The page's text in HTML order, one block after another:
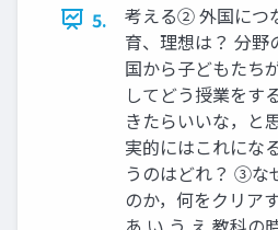
5.
考える② 外国につ
育、理想は？ 分野
国から子どもたち
してどう授業をす
きたらいいな，と
実的にはこれにな
うのはどれ？ ③な
のか，何をクリア